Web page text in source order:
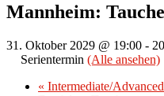
Mannheim:
31. Oktober 2029 @ 19:00 -
Serientermin (Alle ansehen)
« Intermediate/